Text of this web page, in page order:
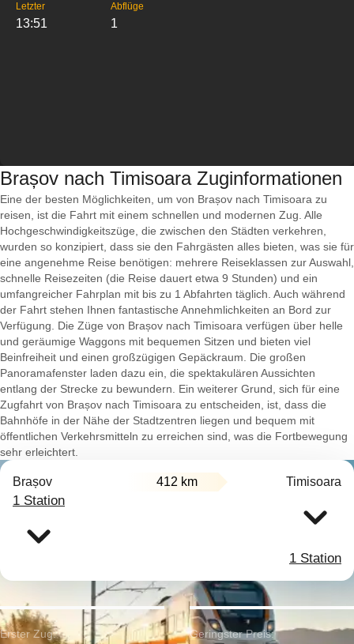
Letzter
13:51
Abflüge
1
Brașov nach Timisoara Zuginformationen
Eine der besten Möglichkeiten, um von Brașov nach Timisoara zu
reisen, ist die Fahrt mit einem schnellen und modernen Zug. Alle
Hochgeschwindigkeitszüge, die zwischen den Städten verkehren,
wurden so konzipiert, dass sie den Fahrgästen alles bieten, was sie für
eine angenehme Reise benötigen: mehrere Reiseklassen zur Auswahl,
schnelle Reisezeiten (die Reise dauert etwa 9 Stunden) und ein
umfangreicher Fahrplan mit bis zu 1 Abfahrten täglich. Auch während
der Fahrt stehen Ihnen fantastische Annehmlichkeiten an Bord zur
Verfügung. Die Züge von Brașov nach Timisoara verfügen über helle
und geräumige Waggons mit bequemen Sitzen und bieten viel
Beinfreiheit und einen großzügigen Gepäckraum. Die großen
Panoramafenster laden dazu ein, die spektakulären Aussichten
entlang der Strecke zu bewundern. Ein weiterer Grund, sich für eine
Zugfahrt von Brașov nach Timisoara zu entscheiden, ist, dass die
Bahnhöfe in der Nähe der Stadtzentren liegen und bequem mit
öffentlichen Verkehrsmitteln zu erreichen sind, was die Fortbewegung
sehr erleichtert.
Brașov 412 km Timisoara
1 Station
1 Station
Erster Zug: Geringster Preis: